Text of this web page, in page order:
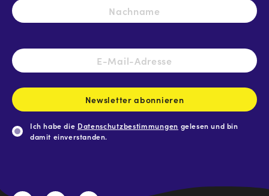
E-
Mail-
Newsletter abonnieren
Ich habe die Datenschutzbestimmungen gelesen und bin
damit einverstanden.